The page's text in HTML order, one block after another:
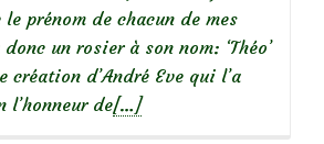
prénom de chacun de mes
un rosier à son nom: ‘Théo’
création d’André Eve qui l’a
l’honneur deEn
[…]